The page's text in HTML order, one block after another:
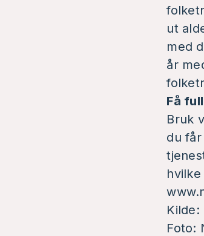
ut
med
år
Få
Bruk
du
Kilde:
Foto: